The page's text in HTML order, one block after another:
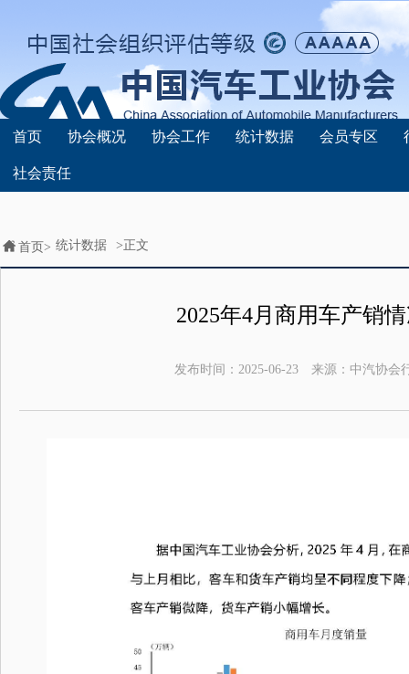
首页 协会概况 协会工作 统计数据 会员专区
社会责任
首页> 统计数据 >正文
2025年4月商用车产销
发布时间： 2025-06-23 来源： 中汽协会